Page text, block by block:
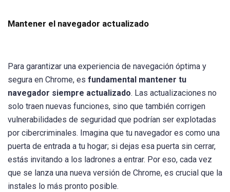
Mantener el navegador actualizado
Para garantizar una experiencia de navegación óptima y
segura en Chrome, es fundamental mantener tu
navegador siempre actualizado. Las actualizaciones no
solo traen nuevas funciones, sino que también corrigen
vulnerabilidades de seguridad que podrían ser explotadas
por cibercriminales. Imagina que tu navegador es como una
puerta de entrada a tu hogar; si dejas esa puerta sin cerrar,
estás invitando a los ladrones a entrar. Por eso, cada vez
que se lanza una nueva versión de Chrome, es crucial que la
instales lo más pronto posible.